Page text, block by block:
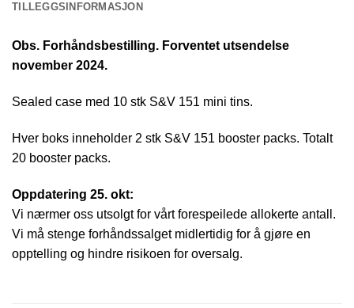
TILLEGGSINFORMASJON
Obs. Forhåndsbestilling. Forventet utsendelse
november 2024.
Sealed case med 10 stk S&V 151 mini tins.
Hver boks inneholder 2 stk S&V 151 booster packs. Totalt
20 booster packs.
Oppdatering 25. okt:
Vi nærmer oss utsolgt for vårt forespeilede allokerte antall.
Vi må stenge forhåndssalget midlertidig for å gjøre en
opptelling og hindre risikoen for oversalg.